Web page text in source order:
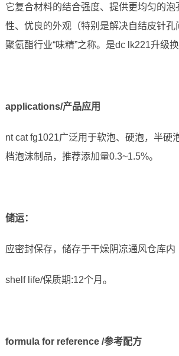
它复合材料的结合强度、提供更均匀的泡
性、优良的外观（特别是解决自结皮针孔
聚氨酯行业“味精”之称。是dc lk221升级换
applications/产品应用
nt cat fg1021广泛用于软泡、硬泡，半硬
档泡沫制品，推荐添加量0.3~1.5%。
储运：
应密封保存，储存于干燥阴凉通风仓库内
shelf life/保质期:12个月。
formula for reference /参考配方